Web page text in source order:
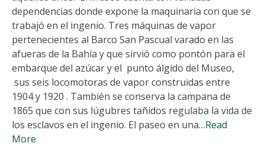
dependencias donde expone la maquinaria con que se
trabajó en el ingenio. Tres máquinas de vapor
pertenecientes al Barco San Pascual varado en las
afueras de la Bahía y que sirvió como pontón para el
embarque del azúcar y el punto álgido del Museo,
sus seis locomotoras de vapor construidas entre
1904 y 1920 . También se conserva la campana de
1865 que con sus lúgubres tañidos regulaba la vida de
los esclavos en el ingenio. El paseo en una…Read
More